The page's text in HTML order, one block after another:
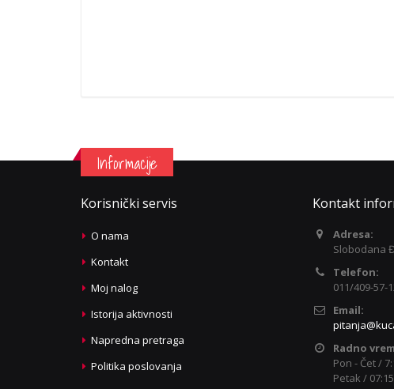
Informacije
Korisnički servis
O nama
Kontakt
Moj nalog
Istorija aktivnosti
Napredna pretraga
Politika poslovanja
Kontakt
Adresa:
Slobodana
Telefon:
011/409-57-
Email:
Radno
Pon - Čet /
Petak /